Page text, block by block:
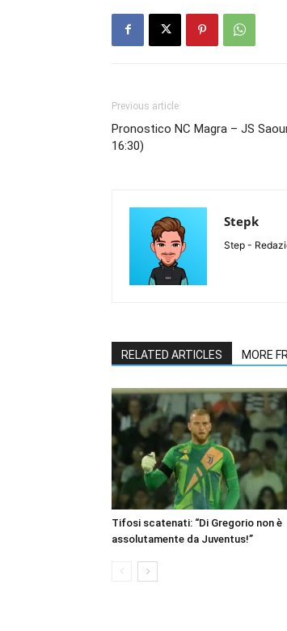
Previous article
Pronostico NC Magra – JS
16:30)
Stepk
Step -
RELATED ARTICLES MORE
Tifosi scatenati: “Di Gregorio non è
assolutamente da Juventus!”